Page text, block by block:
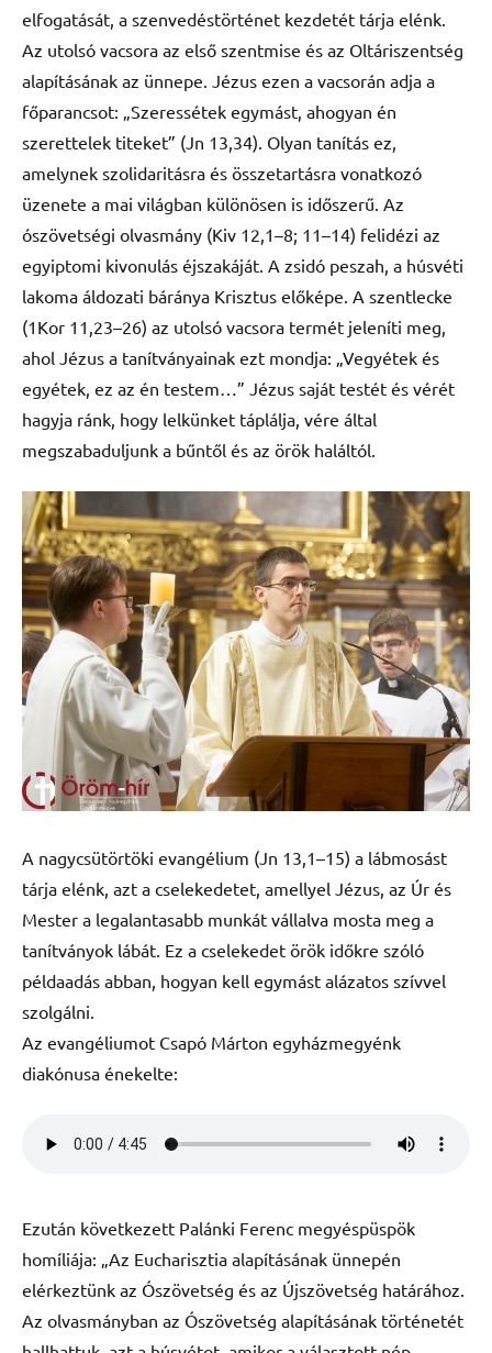
elfogatását, a szenvedéstörténet kezdetét tárja elénk.
Az utolsó vacsora az első szentmise és az Oltáriszentség
alapításának az ünnepe. Jézus ezen a vacsorán adja a
főparancsot: „Szeressétek egymást, ahogyan én
szerettelek titeket” (Jn 13,34). Olyan tanítás ez,
amelynek szolidaritásra és összetartásra vonatkozó
üzenete a mai világban különösen is időszerű. Az
ószövetségi olvasmány (Kiv 12,1–8; 11–14) felidézi az
egyiptomi kivonulás éjszakáját. A zsidó peszah, a húsvéti
lakoma áldozati báránya Krisztus előképe. A szentlecke
(1Kor 11,23–26) az utolsó vacsora termét jeleníti meg,
ahol Jézus a tanítványainak ezt mondja: „Vegyétek és
egyétek, ez az én testem…” Jézus saját testét és vérét
hagyja ránk, hogy lelkünket táplálja, vére által
megszabaduljunk a bűntől és az örök haláltól.
A nagycsütörtöki evangélium (Jn 13,1–15) a lábmosást
tárja elénk, azt a cselekedetet, amellyel Jézus, az Úr és
Mester a legalantasabb munkát vállalva mosta meg a
tanítványok lábát. Ez a cselekedet örök időkre szóló
példaadás abban, hogyan kell egymást alázatos szívvel
szolgálni.
Az evangéliumot Csapó Márton egyházmegyénk
diakónusa énekelte:
Ezután következett Palánki Ferenc megyéspüspök
homíliája: „Az Eucharisztia alapításának ünnepén
elérkeztünk az Ószövetség és az Újszövetség határához.
Az olvasmányban az Ószövetség alapításának történetét